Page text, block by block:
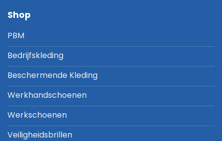
Shop
PBM
Bedrijfskleding
Beschermende Kleding
Werkhandschoenen
Werkschoenen
Veiligheidsbrillen